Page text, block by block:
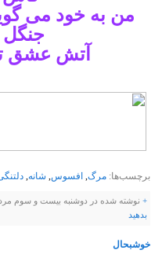
من به خود می
جنگل
آتش عشق
برچسب‌ها: مرگ افسوس شانه
+ نوشته شده در دوشنبه بیست و سوم مرداد ۱۳۹۱ ساعت 22:55 توسط
بدهيد
خوشبحال